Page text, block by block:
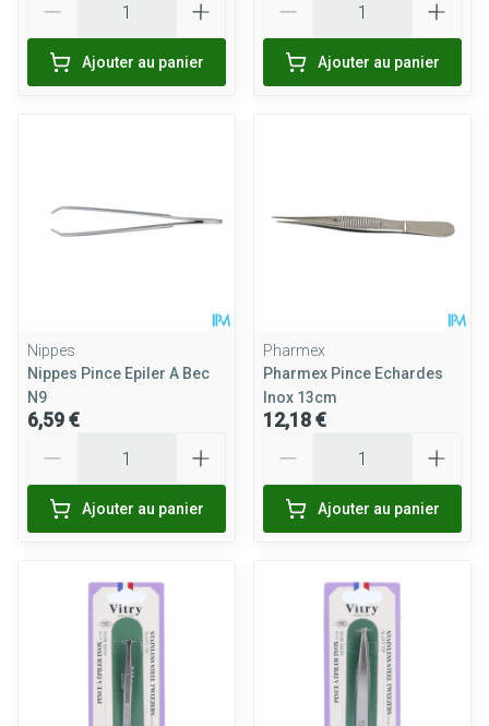
Ajouter au panier Ajouter au panier
Nippes
Nippes Pince Epiler A Bec
N9
6,59 €
Ajouter au panier
Pharmex
Pharmex Pince Echardes
Inox 13cm
12,18 €
Ajouter au panier